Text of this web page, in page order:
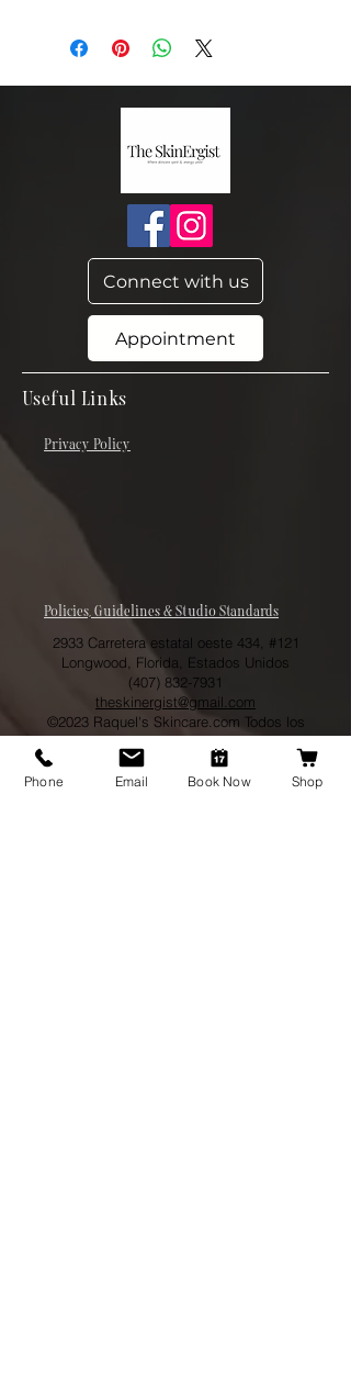
Connect with us
Appointment
Useful Links
Privacy Policy
Policies, Guidelines & Studio Standards
2933 Carretera estatal oeste 434, #121
Longwood, Florida, Estados Unidos
(407) 832-7931
theskinergist@gmail.com
©2023 Raquel's Skincare.com Todos los
derechos reservados
Phone Email Book Now Shop